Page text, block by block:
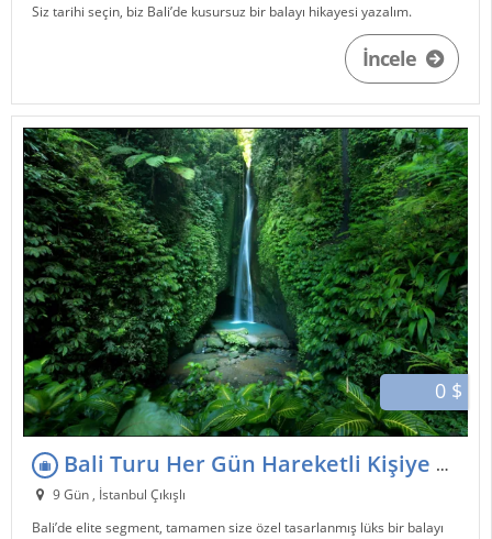
Siz tarihi seçin, biz Bali’de kusursuz bir balayı hikayesi yazalım.
İncele
0 $
Bali Turu Her Gün Hareketli Kişiye Özel Elite Villa Balayı Paketi
9 Gün , İstanbul Çıkışlı
Bali’de elite segment, tamamen size özel tasarlanmış lüks bir balayı